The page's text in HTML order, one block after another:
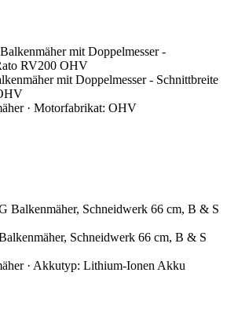
mit Doppelmesser - Schnittbreite
· Motorfabrikat: OHV
Schneidwerk 66 cm, B & S
· Akkutyp: Lithium-Ionen Akku